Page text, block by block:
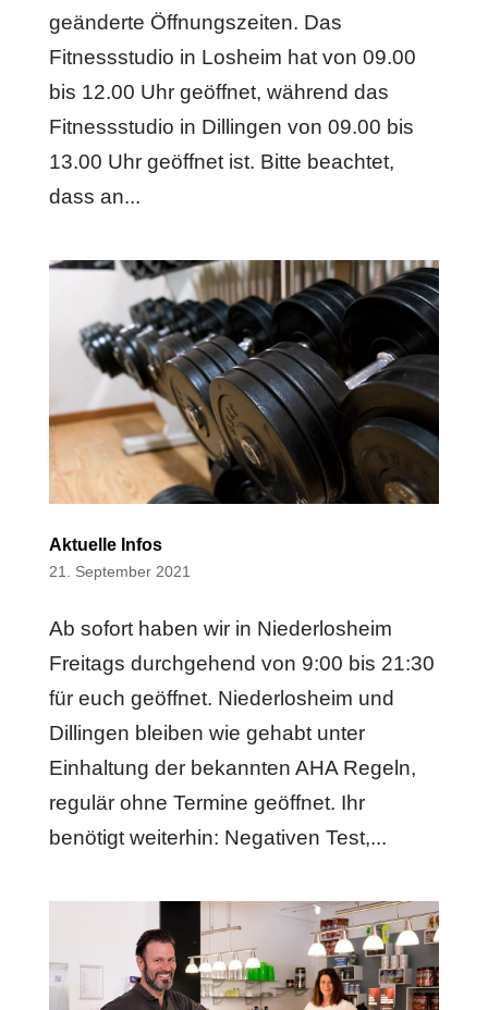
geänderte Öffnungszeiten. Das
Fitnessstudio in Losheim hat von 09.00
bis 12.00 Uhr geöffnet, während das
Fitnessstudio in Dillingen von 09.00 bis
13.00 Uhr geöffnet ist. Bitte beachtet,
dass an...
Aktuelle Infos
21. September 2021
Ab sofort haben wir in Niederlosheim
Freitags durchgehend von 9:00 bis 21:30
für euch geöffnet. Niederlosheim und
Dillingen bleiben wie gehabt unter
Einhaltung der bekannten AHA Regeln,
regulär ohne Termine geöffnet. Ihr
benötigt weiterhin: Negativen Test,...